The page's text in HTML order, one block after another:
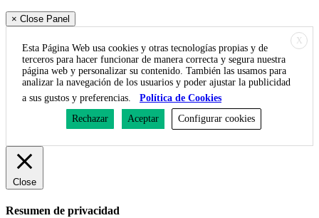
× Close Panel
X
Esta Página Web usa cookies y otras tecnologías propias y de
terceros para hacer funcionar de manera correcta y segura nuestra
página web y personalizar su contenido. También las usamos para
analizar la navegación de los usuarios y poder ajustar la publicidad
a sus gustos y preferencias.
Política de Cookies
Rechazar
Aceptar Configurar cookies
Close
Resumen de privacidad